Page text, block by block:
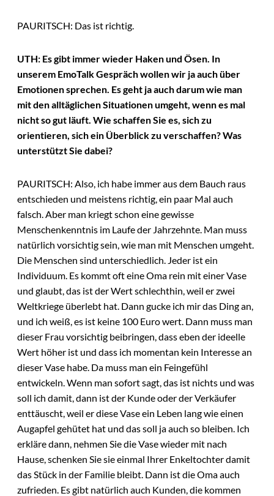
PAURITSCH: Das ist richtig.
UTH: Es gibt immer wieder Haken und Ösen. In
unserem EmoTalk Gespräch wollen wir ja auch über
Emotionen sprechen. Es geht ja auch darum wie man
mit den alltäglichen Situationen umgeht, wenn es mal
nicht so gut läuft. Wie schaffen Sie es, sich zu
orientieren, sich ein Überblick zu verschaffen? Was
unterstützt Sie dabei?
PAURITSCH: Also, ich habe immer aus dem Bauch raus
entschieden und meistens richtig, ein paar Mal auch
falsch. Aber man kriegt schon eine gewisse
Menschenkenntnis im Laufe der Jahrzehnte. Man muss
natürlich vorsichtig sein, wie man mit Menschen umgeht.
Die Menschen sind unterschiedlich. Jeder ist ein
Individuum. Es kommt oft eine Oma rein mit einer Vase
und glaubt, das ist der Wert schlechthin, weil er zwei
Weltkriege überlebt hat. Dann gucke ich mir das Ding an,
und ich weiß, es ist keine 100 Euro wert. Dann muss man
dieser Frau vorsichtig beibringen, dass eben der ideelle
Wert höher ist und dass ich momentan kein Interesse an
dieser Vase habe. Da muss man ein Feingefühl
entwickeln. Wenn man sofort sagt, das ist nichts und was
soll ich damit, dann ist der Kunde oder der Verkäufer
enttäuscht, weil er diese Vase ein Leben lang wie einen
Augapfel gehütet hat und das soll ja auch so bleiben. Ich
erkläre dann, nehmen Sie die Vase wieder mit nach
Hause, schenken Sie sie einmal Ihrer Enkeltochter damit
das Stück in der Familie bleibt. Dann ist die Oma auch
zufrieden. Es gibt natürlich auch Kunden, die kommen